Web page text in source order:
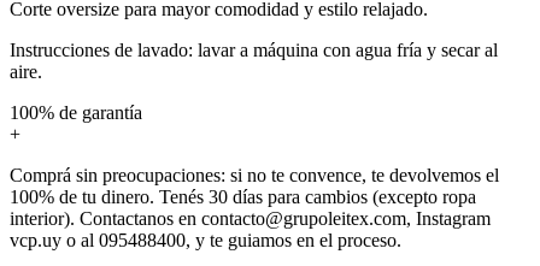
Corte oversize para mayor comodidad y estilo relajado.
Instrucciones de lavado: lavar a máquina con agua fría y secar al
aire.
100% de garantía
+
Comprá sin preocupaciones: si no te convence, te devolvemos el
100% de tu dinero. Tenés 30 días para cambios (excepto ropa
interior). Contactanos en contacto@grupoleitex.com, Instagram
vcp.uy o al 095488400, y te guiamos en el proceso.